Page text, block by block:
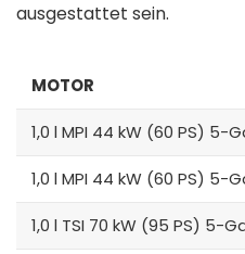
ausgestattet sein.
MOTOR
1,0 l MPI 44 kW (60 PS) 5-
1,0 l MPI 44 kW (60 PS) 5-
1,0 l TSI 70 kW (95 PS) 5-